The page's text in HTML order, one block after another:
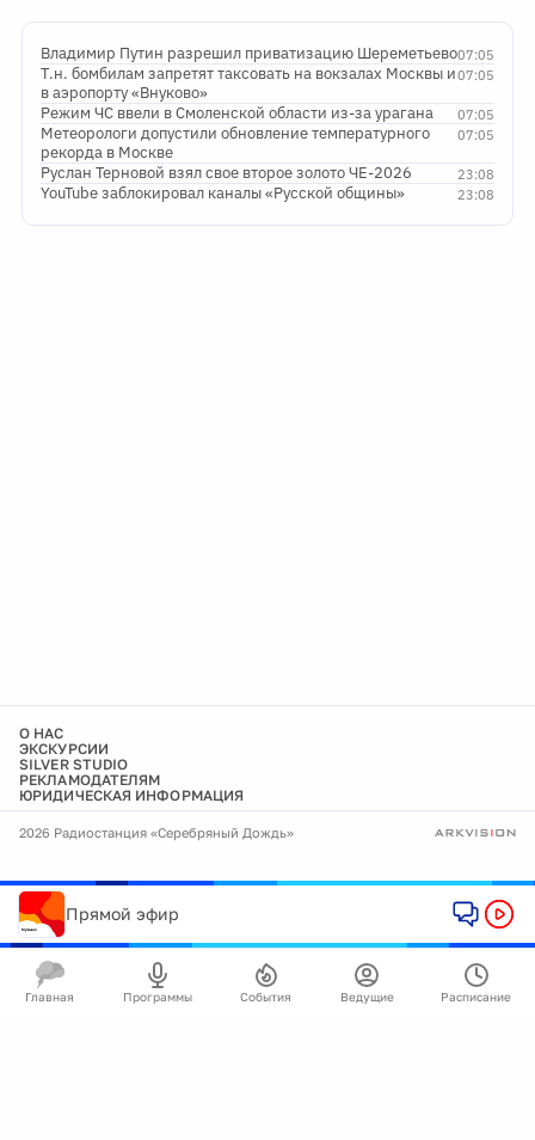
07:05
Владимир Путин разрешил приватизацию Шереметьево
07:05
Т.н. бомбилам запретят таксовать на вокзалах Москвы и
в аэропорту «Внуково»
07:05
Режим ЧС ввели в Смоленской области из-за урагана
07:05
Метеорологи допустили обновление температурного
рекорда в Москве
23:08
Руслан Терновой взял свое второе золото ЧЕ-2026
23:08
YouTube заблокировал каналы «Русской общины»
О НАС
ЭКСКУРСИИ
SILVER STUDIO
РЕКЛАМОДАТЕЛЯМ
ЮРИДИЧЕСКАЯ ИНФОРМАЦИЯ
2026 Радиостанция «Серебряный Дождь»
Прямой эфир
Главная Программы События Ведущие Расписание